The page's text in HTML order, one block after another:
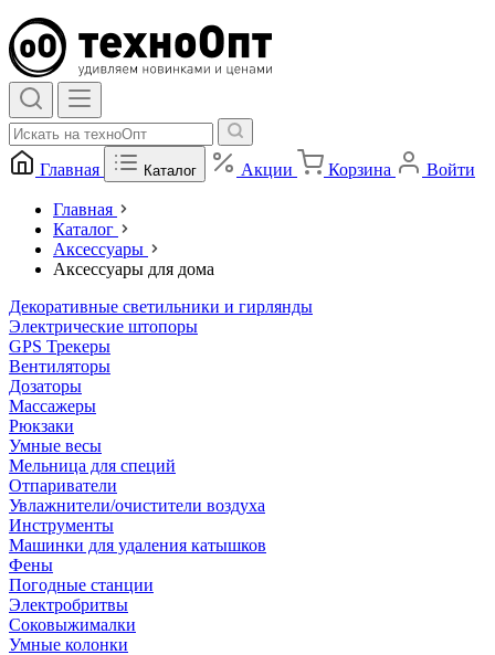
Главная Каталог Акции Корзина Войти
Главная
Каталог
Аксессуары
Аксессуары для дома
Декоративные светильники и гирлянды
Электрические штопоры
GPS Трекеры
Вентиляторы
Дозаторы
Массажеры
Рюкзаки
Умные весы
Мельница для специй
Отпариватели
Увлажнители/очистители воздуха
Инструменты
Машинки для удаления катышков
Фены
Погодные станции
Электробритвы
Соковыжималки
Умные колонки